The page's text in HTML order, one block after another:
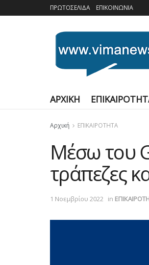
ΠΡΩΤΟΣΕΛΙΔΑ ΕΠΙΚΟΙΝΩΝΙΑ
ΑΡΧΙΚΗ
Αρχική ΕΠΙΚΑΙΡΟΤΗΤΑ
Μέσω του
τράπεζες
1 Νοεμβρίου 2022 in